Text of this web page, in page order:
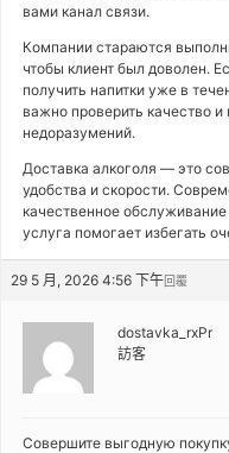
вами канал связи.
Компании стараются
чтобы клиент был доволен.
получить напитки уже в
важно проверить качество
недоразумений.
Доставка алкоголя — это
удобства и скорости.
качественное
услуга помогает избегать
29 5 月, 2026 4:56 下午回覆
dostavka_rxPr
訪客
Совершите выгодную